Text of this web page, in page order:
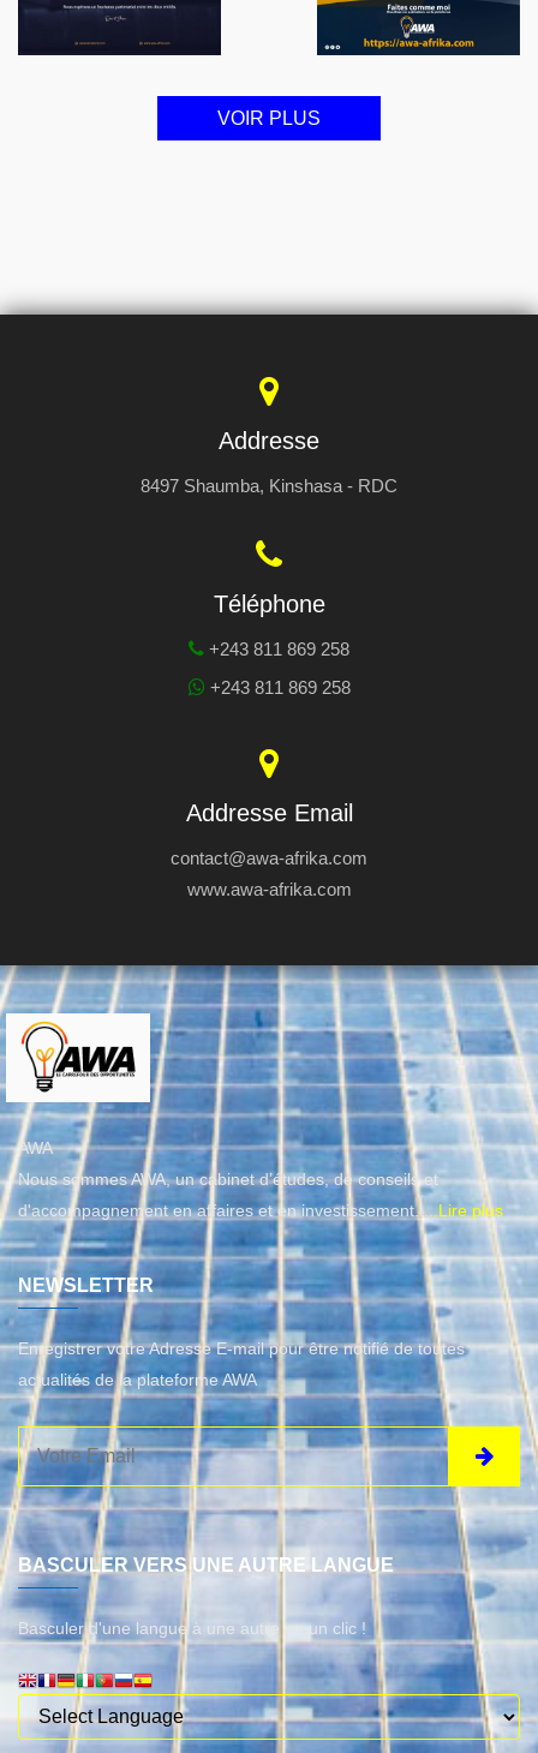
VOIR PLUS
Addresse
8497 Shaumba, Kinshasa - RDC
Téléphone
+243 811 869 258
+243 811 869 258
Addresse Email
contact@awa-afrika.com
www.awa-afrika.com
AWA
Nous sommes AWA, un cabinet d’études, de conseils et
d'accompagnement en affaires et en investissement....Lire plus
NEWSLETTER
Enregistrer votre Adresse E-mail pour être notifié de toutes
actualités de la plateforme AWA
BASCULER VERS UNE AUTRE LANGUE
Basculer d'une langue à une autre en un clic !